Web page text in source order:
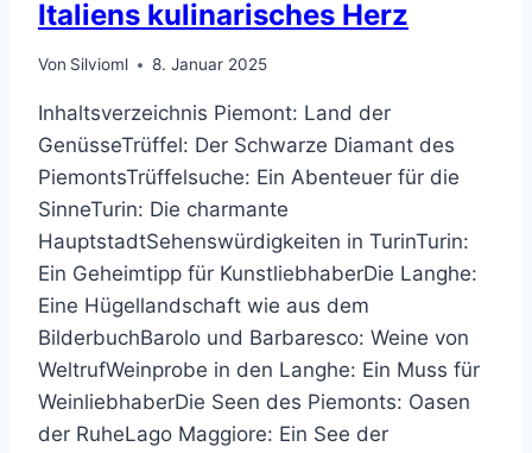
Italiens kulinarisches Herz
Von Silvioml 8. Januar 2025
Inhaltsverzeichnis Piemont: Land der
GenüsseTrüffel: Der Schwarze Diamant des
PiemontsTrüffelsuche: Ein Abenteuer für die
SinneTurin: Die charmante
HauptstadtSehenswürdigkeiten in TurinTurin:
Ein Geheimtipp für KunstliebhaberDie Langhe:
Eine Hügellandschaft wie aus dem
BilderbuchBarolo und Barbaresco: Weine von
WeltrufWeinprobe in den Langhe: Ein Muss für
WeinliebhaberDie Seen des Piemonts: Oasen
der RuheLago Maggiore: Ein See der